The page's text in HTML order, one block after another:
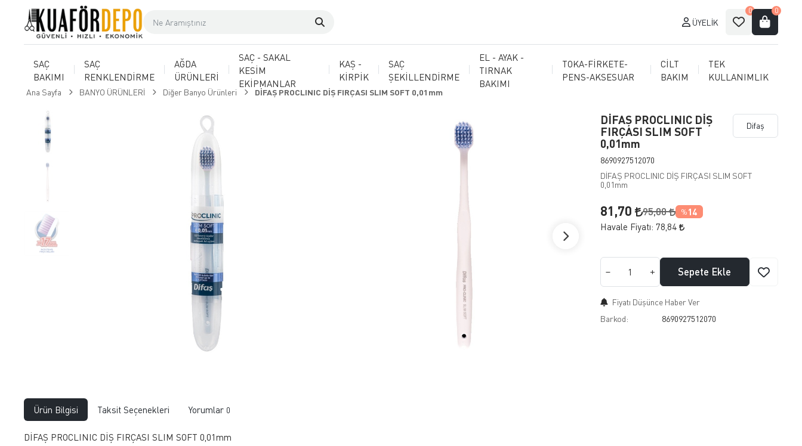
ÜYELIK
0 0
SAÇ
BAKIMI
SAÇ
RENKLENDİRME
AĞDA
ÜRÜNLERİ
SAÇ - SAKAL
KESİM
EKİPMANLAR
KAŞ -
KİRPİK
SAÇ
ŞEKİLLENDİRME
EL - AYAK -
TIRNAK
BAKIMI
TOKA-FİRKETE-
PENS-AKSESUAR
CİLT
BAKIM
TEK
KULLANIMLIK
Ana Sayfa BANYO ÜRÜNLERİ Diğer Banyo Ürünleri DİFAŞ PROCLINIC DİŞ FIRÇASI SLIM SOFT 0,01mm
DİFAŞ PROCLINIC DİŞ
FIRÇASI SLIM SOFT
0,01mm
8690927512070
Difaş
DİFAŞ PROCLINIC DİŞ FIRÇASI SLIM SOFT
0,01mm
81,70 95,00 % 14
Havale Fiyatı: 78,84
Sepete Ekle
Fiyatı Düşünce Haber Ver
Barkod:
8690927512070
Ürün Bilgisi Taksit Seçenekleri Yorumlar 0
DİFAŞ PROCLINIC DİŞ FIRÇASI SLIM SOFT 0,01mm